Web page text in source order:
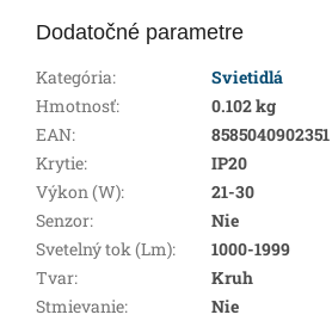
Dodatočné parametre
Kategória:
Svietidlá
Hmotnosť:
0.102 kg
EAN:
8585040902351
Krytie:
IP20
Výkon (W):
21-30
Senzor:
Nie
Svetelný tok (Lm):
1000-1999
Tvar:
Kruh
Stmievanie:
Nie